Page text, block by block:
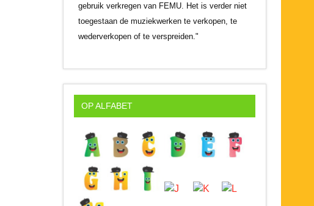
gebruik verkregen van FEMU. Het is verder niet
toegestaan de muziekwerken te verkopen, te
wederverkopen of te verspreiden."
OP ALFABET